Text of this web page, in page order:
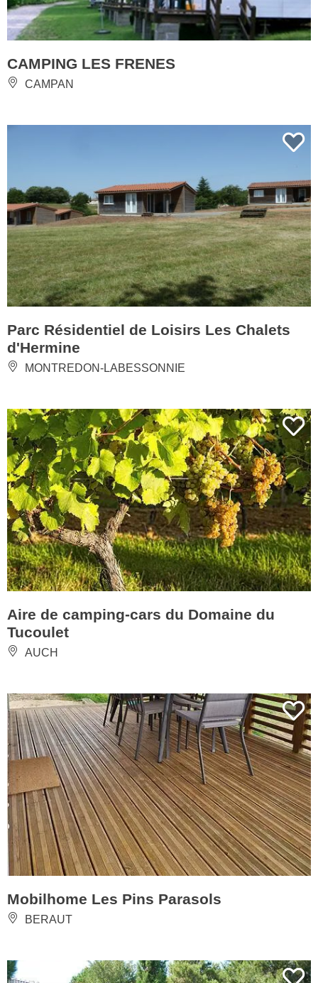
CAMPING LES FRENES
CAMPAN
Parc Résidentiel de Loisirs Les Chalets
d'Hermine
MONTREDON-LABESSONNIE
Aire de camping-cars du Domaine du
Tucoulet
AUCH
Mobilhome Les Pins Parasols
BERAUT